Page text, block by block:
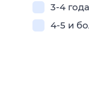
3-4 года
4-5 и